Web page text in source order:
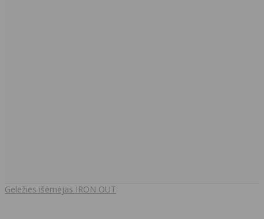
Geležies išėmėjas IRON OUT